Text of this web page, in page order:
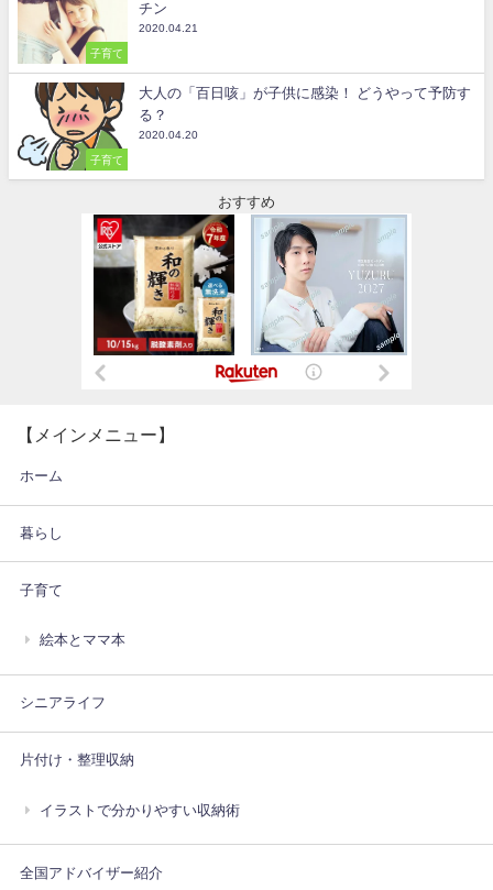
子育て
チン
2020.04.21
子育て
大人の「百日咳」が子供に感染！ どうやって予防す
る？
2020.04.20
おすすめ
【メインメニュー】
ホーム
暮らし
子育て
絵本とママ本
シニアライフ
片付け・整理収納
イラストで分かりやすい収納術
全国アドバイザー紹介